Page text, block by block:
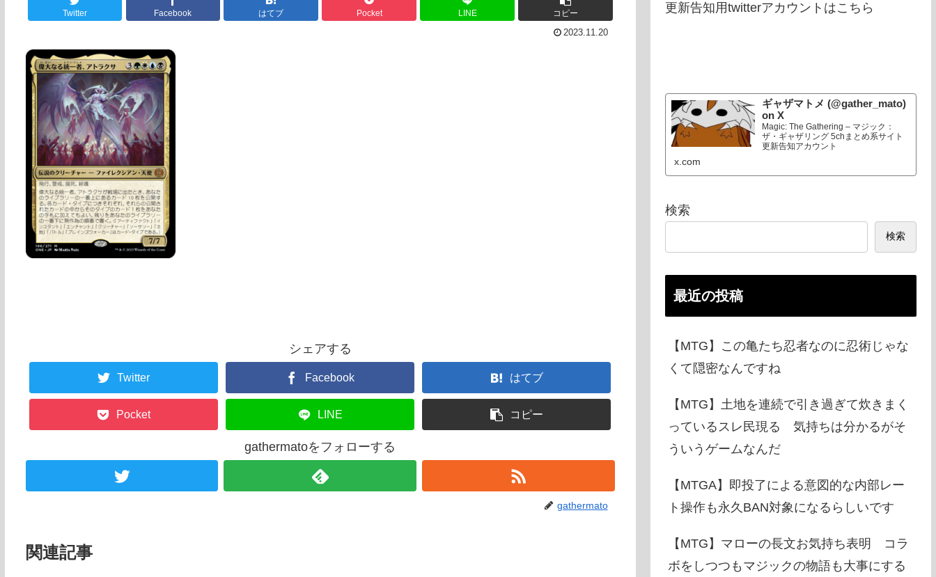
Twitter Facebook はてブ Pocket LINE コピー
2023.11.20
シェアする
Twitter Facebook はてブ
Pocket LINE コピー
gathermatoをフォローする
gathermato
関連記事
更新告知用twitterアカウントはこちら
ギャザマトメ (@gather_mato)
on X
Magic: The Gathering – マジック：
ザ・ギャザリング 5chまとめ系サイト
更新告知アカウント
x.com
検索
検索
最近の投稿
【MTG】この亀たち忍者なのに忍術じゃな
くて隠密なんですね
【MTG】土地を連続で引き過ぎて炊きまく
っているスレ民現る 気持ちは分かるがそ
ういうゲームなんだ
【MTGA】即投了による意図的な内部レー
ト操作も永久BAN対象になるらしいです
【MTG】マローの長文お気持ち表明 コラ
ボをしつつもマジックの物語も大事にする